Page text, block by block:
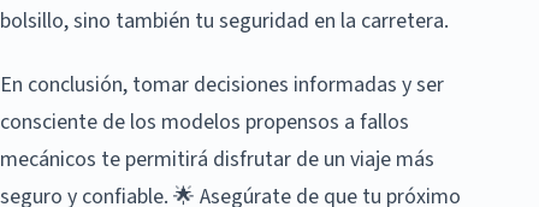
bolsillo, sino también tu seguridad en la carretera.
En conclusión, tomar decisiones informadas y ser
consciente de los modelos propensos a fallos
mecánicos te permitirá disfrutar de un viaje más
seguro y confiable. 🌟 Asegúrate de que tu próximo